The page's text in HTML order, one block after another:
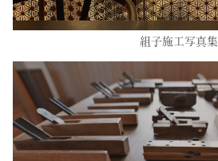
組子施工写真集